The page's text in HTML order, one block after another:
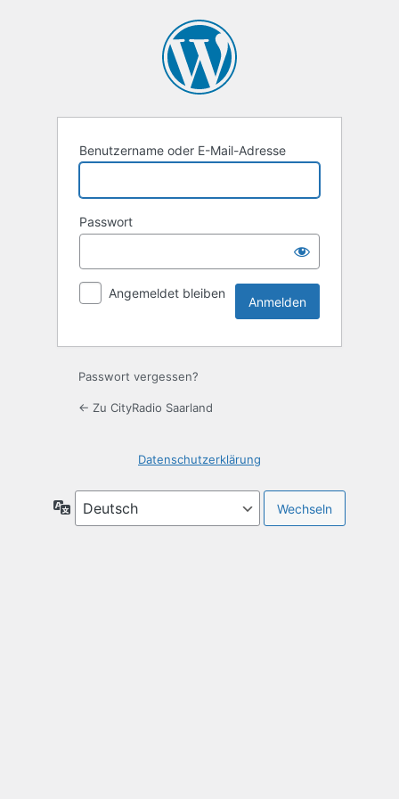
Benutzername oder E-Mail-Adresse
Passwort
Angemeldet bleiben
Passwort vergessen?
← Zu CityRadio Saarland
Datenschutzerklärung
Sprache